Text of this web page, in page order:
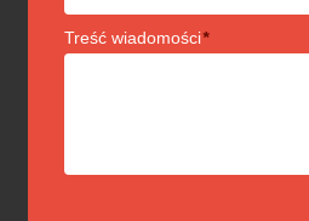
Treść wiadomości*